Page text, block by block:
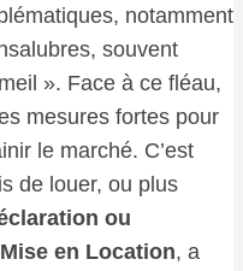
notamment
souvent
». Face à ce fléau,
mesures fortes pour
le marché. C’est
de louer, ou plus
ou
en Location, a